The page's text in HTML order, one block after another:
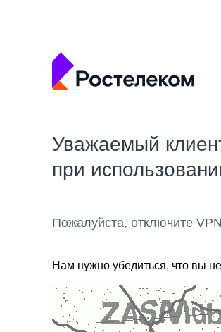
Уважаемый
при
Пожалуйста, отключите
Нам нужно убедиться, что вы